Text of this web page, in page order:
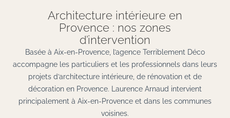
Architecture intérieure en
Provence : nos zones
d’intervention
Basée à Aix-en-Provence, l’agence Terriblement Déco
accompagne les particuliers et les professionnels dans leurs
projets d’architecture intérieure, de rénovation et de
décoration en Provence. Laurence Arnaud intervient
principalement à Aix-en-Provence et dans les communes
voisines.